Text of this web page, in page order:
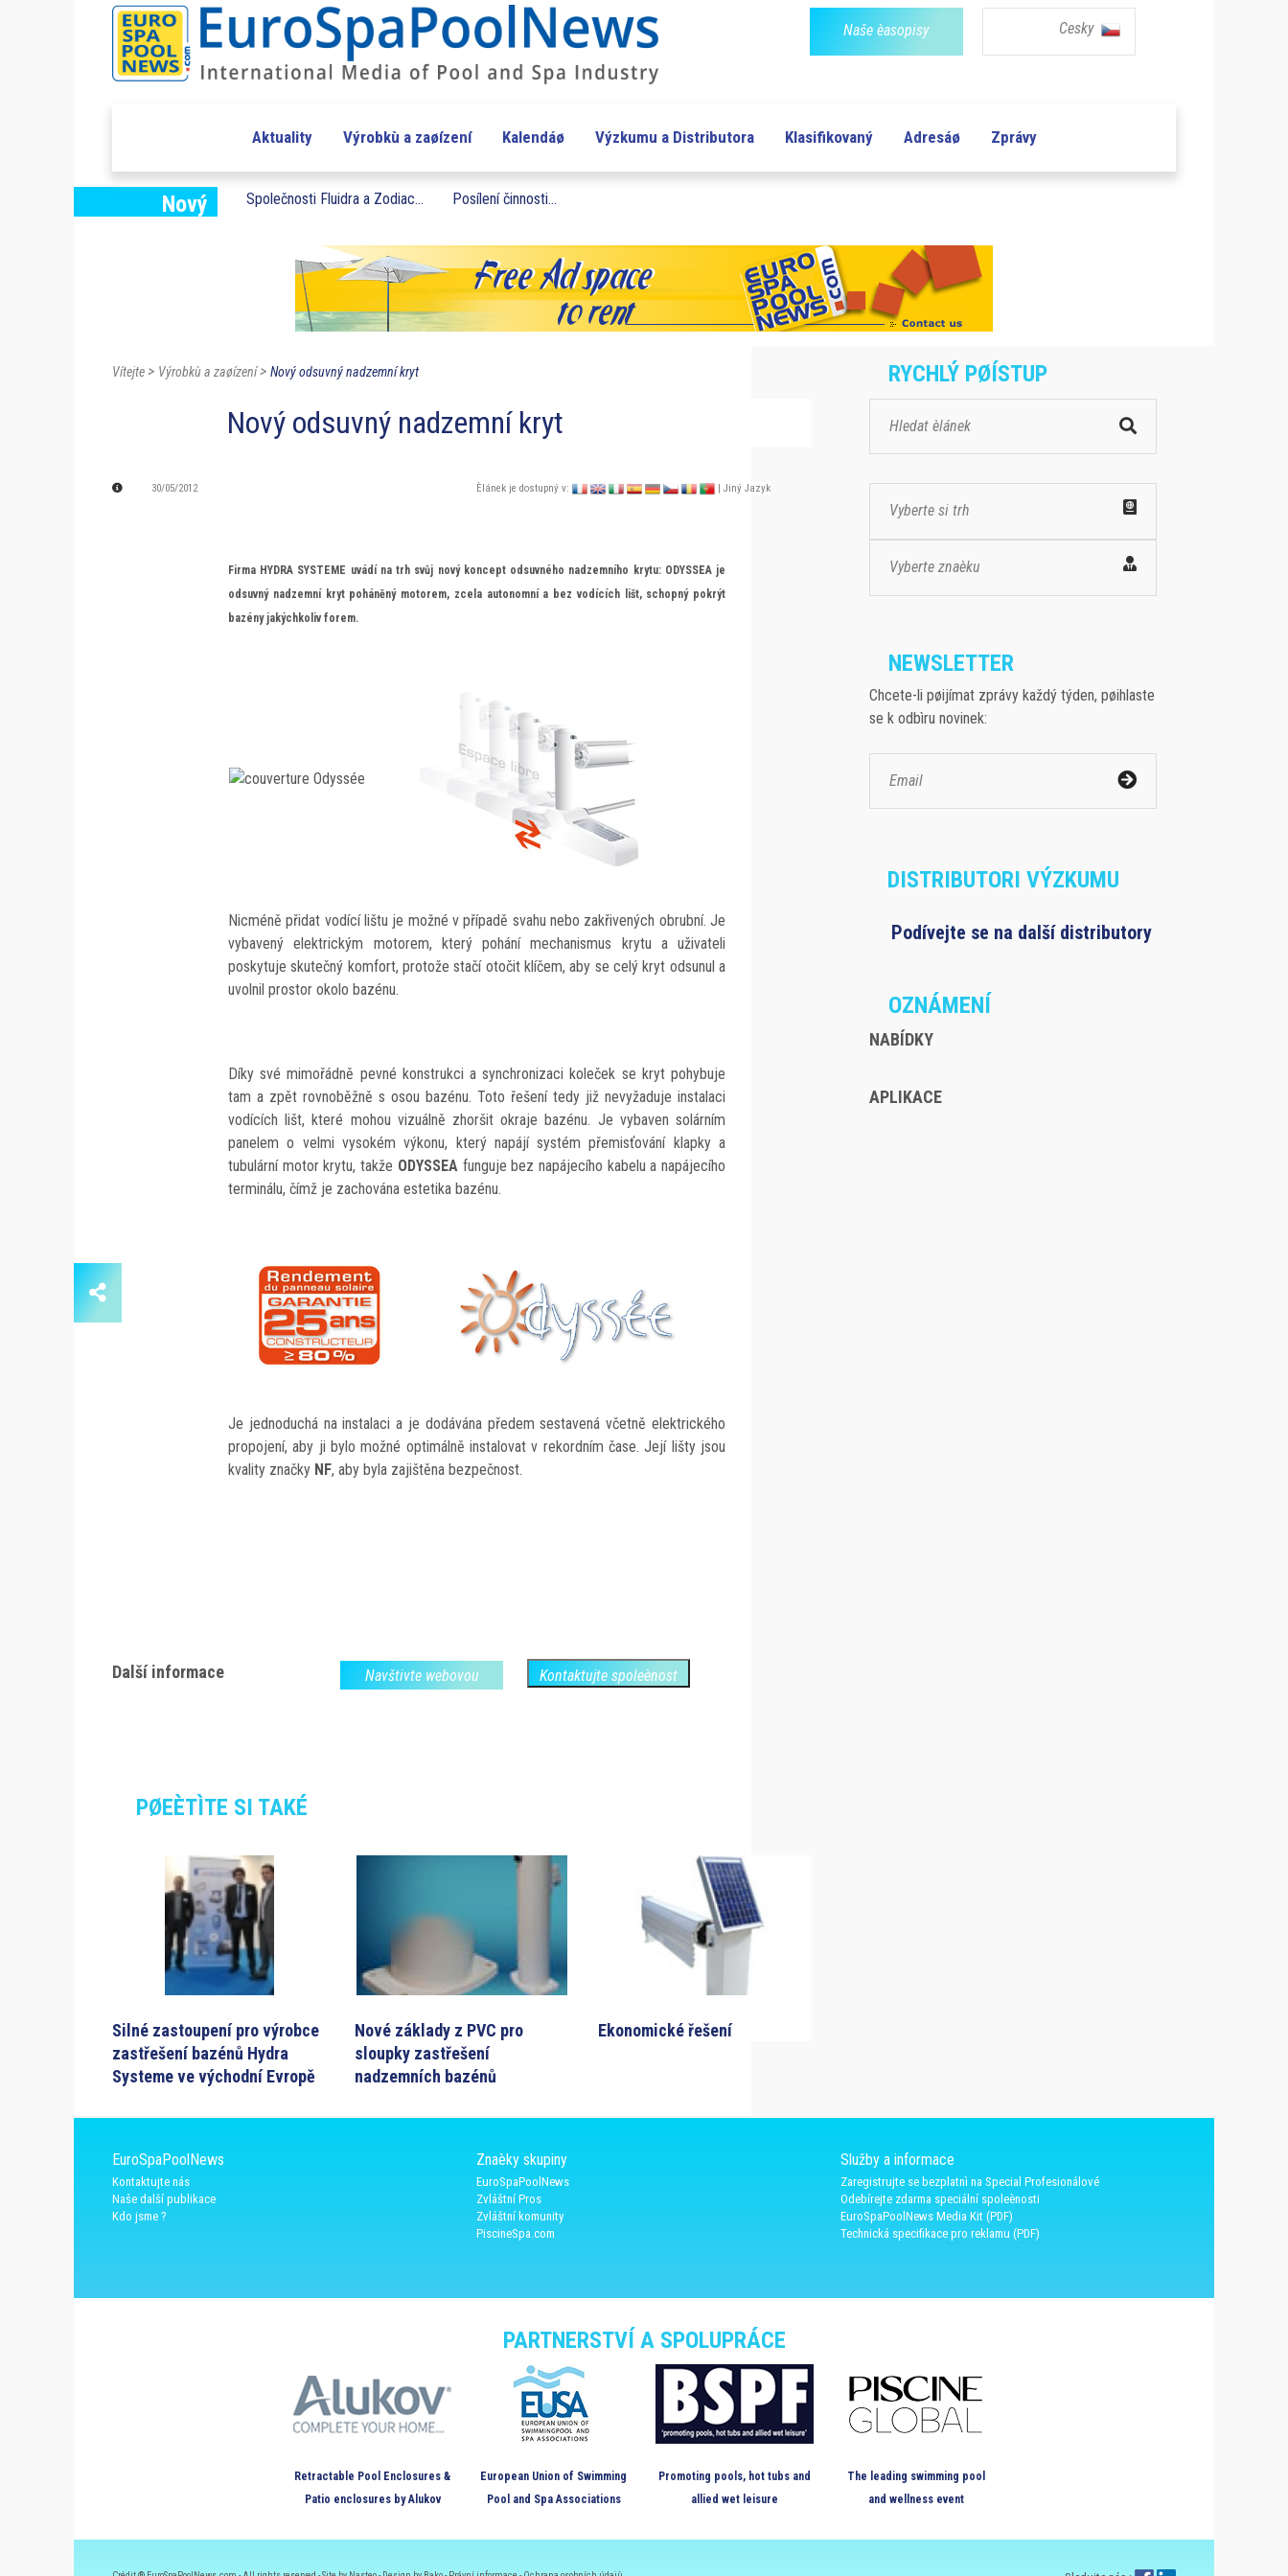
Naše èasopisy Cesky
Aktuality Výrobkù a zaøízení Kalendáø Výzkumu a Distributora Klasifikovaný Adresáø Zprávy
Nový Společnosti Fluidra a Zodiac... Posílení činnosti...
Vítejte> Výrobkù a zaøízení> Nový odsuvný nadzemní kryt
Nový odsuvný nadzemní kryt
30/05/2012 Èlánek je dostupný v: | Jiný Jazyk
Firma HYDRA SYSTEME uvádí na trh svůj nový koncept odsuvného nadzemního krytu: ODYSSEA je
odsuvný nadzemní kryt poháněný motorem, zcela autonomní a bez vodících lišt, schopný pokrýt
bazény jakýchkoliv forem.
Nicméně přidat vodící lištu je možné v případě svahu nebo zakřivených obrubní. Je
vybavený elektrickým motorem, který pohání mechanismus krytu a uživateli
poskytuje skutečný komfort, protože stačí otočit klíčem, aby se celý kryt odsunul a
uvolnil prostor okolo bazénu.
Díky své mimořádně pevné konstrukci a synchronizaci koleček se kryt pohybuje
tam a zpět rovnoběžně s osou bazénu. Toto řešení tedy již nevyžaduje instalaci
vodících lišt, které mohou vizuálně zhoršit okraje bazénu. Je vybaven solárním
panelem o velmi vysokém výkonu, který napájí systém přemisťování klapky a
tubulární motor krytu, takže ODYSSEAfunguje bez napájecího kabelu a napájecího
terminálu, čímž je zachována estetika bazénu.
Je jednoduchá na instalaci a je dodávána předem sestavená včetně elektrického
propojení, aby ji bylo možné optimálně instalovat v rekordním čase. Její lišty jsou
kvality značky NF, aby byla zajištěna bezpečnost.
Další informace Navštivte webovou Kontaktujte spoleènost
PØEÈTÌTE SI TAKÉ
Silné zastoupení pro výrobce
zastřešení bazénů Hydra
Systeme ve východní Evropě
Nové základy z PVC pro
sloupky zastřešení
nadzemních bazénů
Ekonomické řešení
RYCHLÝ PØÍSTUP
Vyberte si trh
Vyberte znaèku
NEWSLETTER
Chcete-li pøijímat zprávy každý týden, pøihlaste
se k odbìru novinek:
DISTRIBUTORI VÝZKUMU
Podívejte se na další distributory
OZNÁMENÍ
NABÍDKY
APLIKACE
EuroSpaPoolNews
Kontaktujte nás
Naše další publikace
Kdo jsme ?
Znaèky skupiny
EuroSpaPoolNews
Zvláštní Pros
Zvláštní komunity
PiscineSpa.com
Služby a informace
Zaregistrujte se bezplatnì na Special Profesionálové
Odebírejte zdarma speciální spoleènosti
EuroSpaPoolNews Media Kit (PDF)
Technická specifikace pro reklamu (PDF)
PARTNERSTVÍ A SPOLUPRÁCE
Retractable Pool Enclosures &
Patio enclosures by Alukov
European Union of Swimming
Pool and Spa Associations
Promoting pools, hot tubs and
allied wet leisure
The leading swimming pool
and wellness event